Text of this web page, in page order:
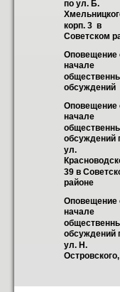
по ул. Б.
корп. 3  в
Советском
Оповещение
начале
обсуждений
Оповещение
начале
обсуждений
ул.
39 в
районе
Оповещение
начале
обсуждений
ул. Н.